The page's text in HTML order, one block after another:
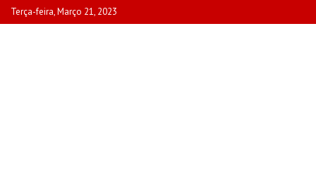
Skip
to
Terça-feira, Março 21, 2023